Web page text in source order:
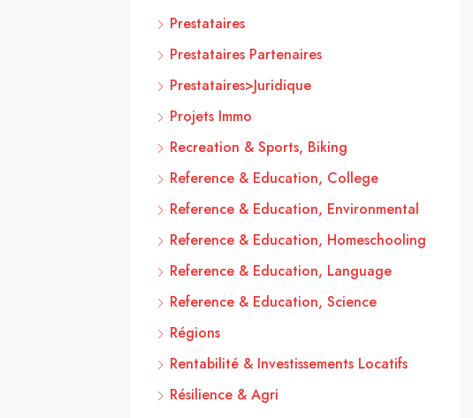
Prestataires
Prestataires Partenaires
Prestataires>Juridique
Projets Immo
Recreation & Sports, Biking
Reference & Education, College
Reference & Education, Environmental
Reference & Education, Homeschooling
Reference & Education, Language
Reference & Education, Science
Régions
Rentabilité & Investissements Locatifs
Résilience & Agri